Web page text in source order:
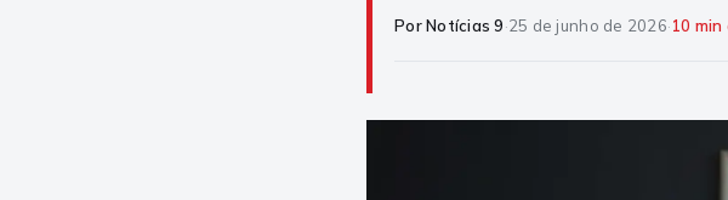
Por Notícias 9·25 de junho de 2026·10